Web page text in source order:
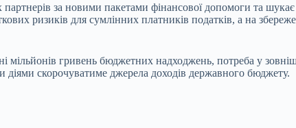
за новими пакетами фінансової допомоги та
ризиків для сумлінних платників податків, а на
мільйонів гривень бюджетних надходжень, потреба у
скорочуватиме джерела доходів державного бюджету.